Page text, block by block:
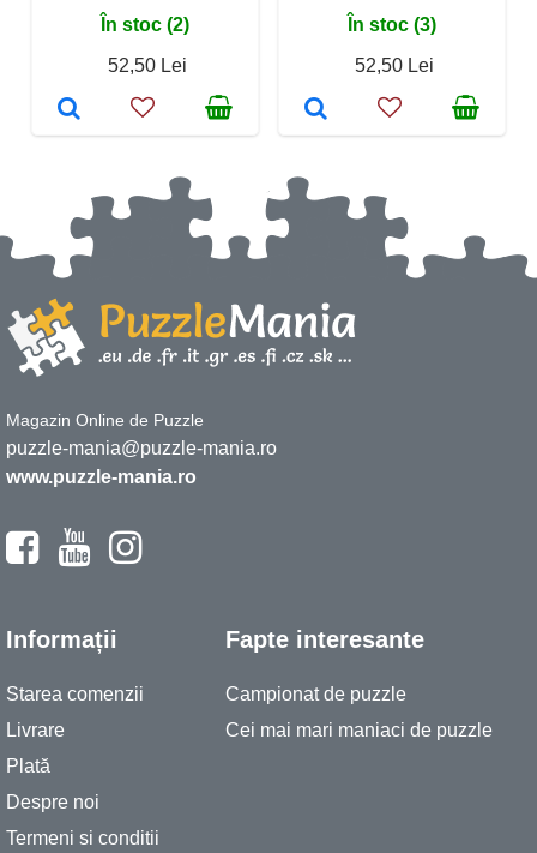
În stoc (2)
52,50 Lei
În stoc (3)
52,50 Lei
Magazin Online de Puzzle
puzzle-mania@puzzle-mania.ro
www.puzzle-mania.ro
Informații
Starea comenzii
Livrare
Plată
Despre noi
Termeni si conditii
Fapte interesante
Campionat de puzzle
Cei mai mari maniaci de puzzle